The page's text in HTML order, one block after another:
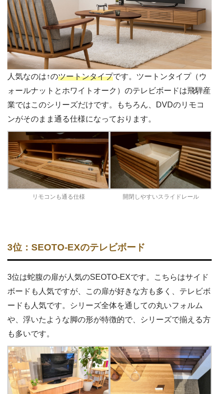
人気なのは↑のツートンタイプです。ツートンタイプ（ウ
ォールナットとホワイトオーク）のテレビボードは飛騨産
業ではこのシリーズだけです。もちろん、DVDのリモコ
ンがそのまま通る仕様になっております。
リモコンも通る仕様 開閉しやすいスライドレール
3位：SEOTO-EXのテレビボード
3位は蛇腹の扉が人気のSEOTO-EXです。こちらはサイド
ボードも人気ですが、この扉が好きな方も多く、テレビボ
ードも人気です。シリーズ全体を通しての丸いフォルム
や、浮いたような脚の形が特徴的で、シリーズで揃える方
も多いです。